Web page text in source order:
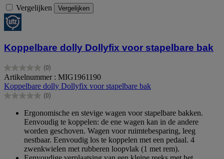
Vergelijken Vergelijken
Koppelbare dolly Dollyfix voor stapelbare bak
(0)
0.0
van
de
5
Artikelnummer : MIG1961190
Koppelbare dolly Dollyfix voor stapelbare bak
(0)
0.0
sterren.
Ergonomische en stevige wagen voor stapelbare bakken.
Eenvoudig te koppelen: de ene wagen kan in de andere
worden geschoven. Wagen voor ruimtebesparing, leeg
nestbaar. Eenvoudig los te koppelen met een pedaal. 4
zwenkwielen met rubberen loopvlak (1 met rem).